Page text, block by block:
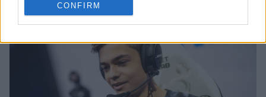
CONFIRM
width="1120"]